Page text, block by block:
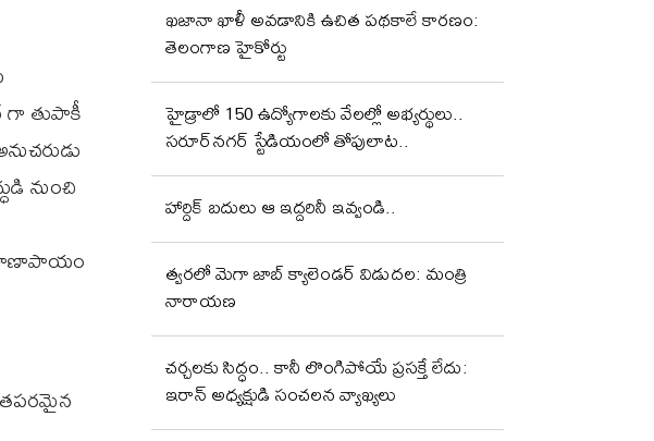
గా తుపాకీ
నుంచి
ఖజానా ఖాళీ అవడానికి ఉచిత పథకాలే కారణం:
తెలంగాణ హైకోర్టు
హైడ్రాలో 150 ఉద్యోగాలకు వేలల్లో అభ్యర్థులు..
సరూర్‌నగర్ స్టేడియంలో తోపులాట..
హార్దిక్ బదులు ఆ ఇద్దరినీ ఇవ్వండి..
త్వరలో మెగా జాబ్ క్యాలెండర్ విడుదల: మంత్రి
నారాయణ
చర్చలకు సిద్ధం.. కానీ లొంగిపోయే ప్రసక్తే లేదు:
ఇరాన్ అధ్యక్షుడి సంచలన వ్యాఖ్యలు